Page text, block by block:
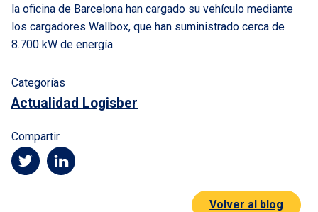
la oficina de Barcelona han cargado su vehículo mediante
los cargadores Wallbox, que han suministrado cerca de
8.700 kW de energía.
Categorías
Actualidad Logisber
Compartir
Volver al blog